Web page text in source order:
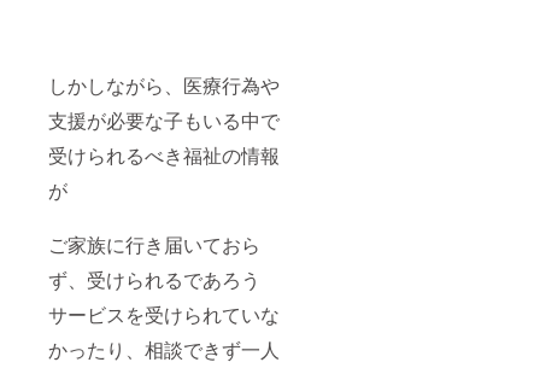
しかしながら、医療行為や
支援が必要な子もいる中で
受けられるべき福祉の情報
が
ご家族に行き届いておら
ず、受けられるであろう
サービスを受けられていな
かったり、相談できず一人